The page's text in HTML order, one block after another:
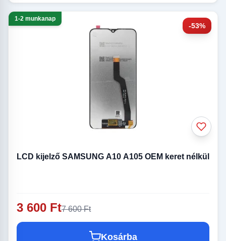
-53%
1-2 munkanap
LCD kijelző SAMSUNG A10 A105 OEM keret nélkül
3 600 Ft7 600 Ft
Kosárba